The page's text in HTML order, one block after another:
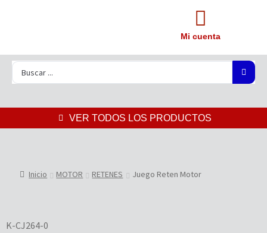
Mi cuenta
VER TODOS LOS PRODUCTOS
Inicio MOTOR RETENES Juego Reten Motor
K-CJ264-0